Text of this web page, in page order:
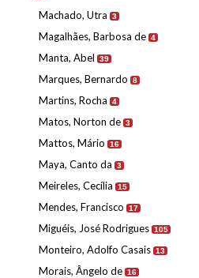
Machado, Utra 3
Magalhães, Barbosa de 4
Manta, Abel 39
Marques, Bernardo 8
Martins, Rocha 4
Matos, Norton de 3
Mattos, Mário 16
Maya, Canto da 3
Meireles, Cecília 15
Mendes, Francisco 17
Miguéis, José Rodrigues 105
Monteiro, Adolfo Casais 13
Morais, Ângelo de 16